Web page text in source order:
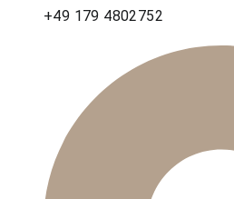
+49 179 4802752